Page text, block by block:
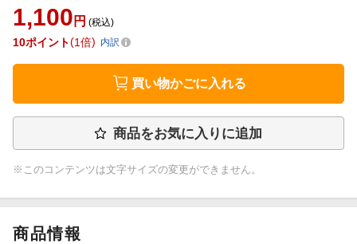
1,100 円 (税込)
10ポイント 1倍 内訳
買い物かごに入れる
商品をお気に入りに追加
※このコンテンツは文字サイズの変更ができません。
商品情報